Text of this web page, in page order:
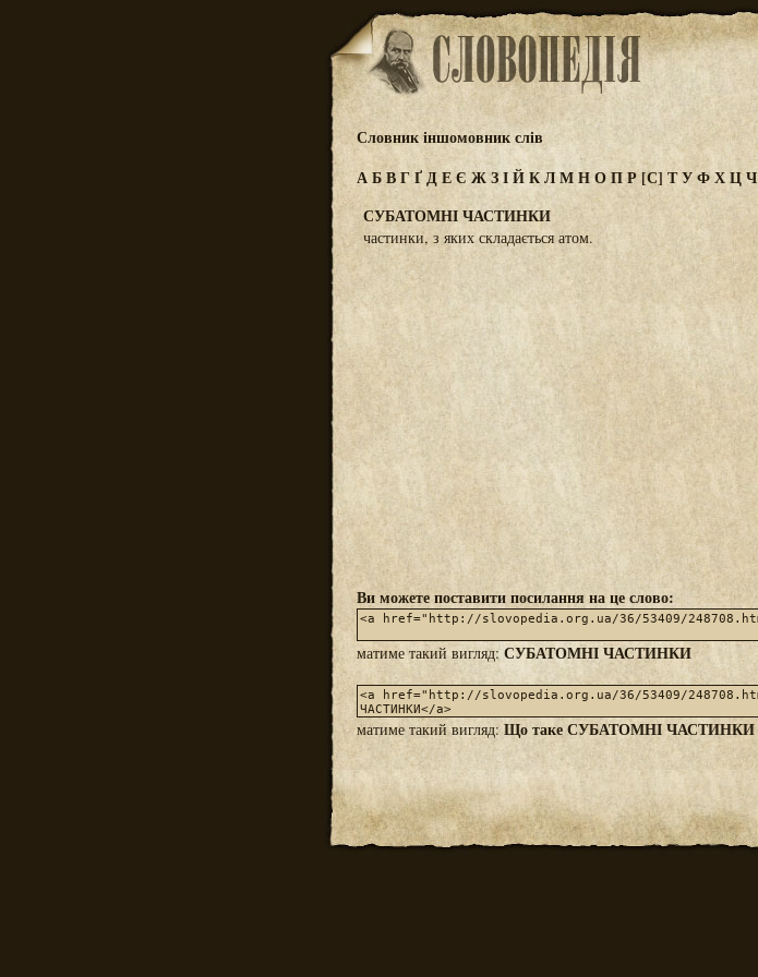
Словник іншомовник слів
АБВГҐДЕЄ ЖЗІЙКЛМНОПР[С] ТУФХЦЧ
СУБАТОМНІ ЧАСТИНКИ
частинки, з яких складається атом.
Ви можете поставити посилання на це слово:
матиме такий вигляд: СУБАТОМНІ ЧАСТИНКИ
матиме такий вигляд:Що таке СУБАТОМНІ ЧАСТИНКИ